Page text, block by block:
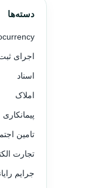
دسته‌ها
اجرای
اسناد
املاک
پیمانکاری
تامین
تجارت
جرایم